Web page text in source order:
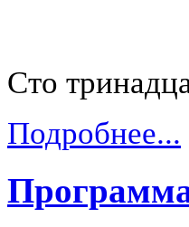
Сто
Подробнее...